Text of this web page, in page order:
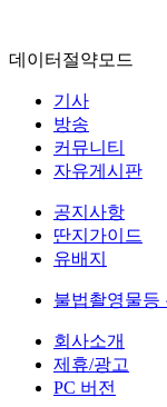
데이터절약모드
기사
방송
커뮤니티
자유게시판
공지사항
딴지가이드
유배지
불법촬영물등
회사소개
제휴/광고
PC 버전